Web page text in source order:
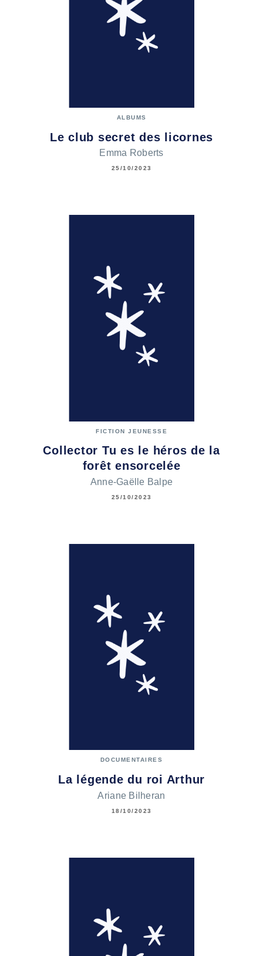
ALBUMS
Le club secret des licornes
Emma Roberts
25/10/2023
FICTION JEUNESSE
Collector Tu es le héros de la
forêt ensorcelée
Anne-Gaëlle Balpe
25/10/2023
DOCUMENTAIRES
La légende du roi Arthur
Ariane Bilheran
18/10/2023